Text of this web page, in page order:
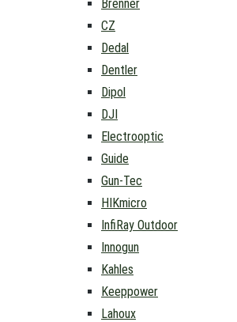
Brenner
CZ
Dedal
Dentler
Dipol
DJI
Electrooptic
Guide
Gun-Tec
HIKmicro
InfiRay Outdoor
Innogun
Kahles
Keeppower
Lahoux